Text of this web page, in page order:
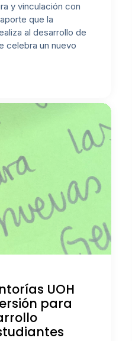
y vinculación con
que la
al desarrollo de
celebra un nuevo
UOH
para